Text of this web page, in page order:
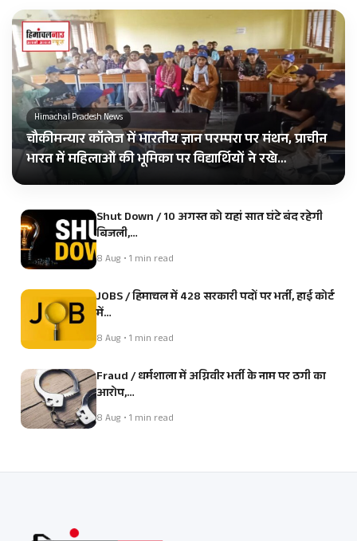
Himachal Pradesh News
चौकीमन्यार कॉलेज में भारतीय ज्ञान परम्परा पर मंथन, प्राचीन
भारत में महिलाओं की भूमिका पर विद्यार्थियों ने रखे…
Shut Down / 10 अगस्त को यहां सात घंटे बंद रहेगी
बिजली,…
8 Aug • 1 min read
JOBS / हिमाचल में 428 सरकारी पदों पर भर्ती, हाई कोर्ट
में…
8 Aug • 1 min read
Fraud / धर्मशाला में अग्निवीर भर्ती के नाम पर ठगी का
आरोप,…
8 Aug • 1 min read